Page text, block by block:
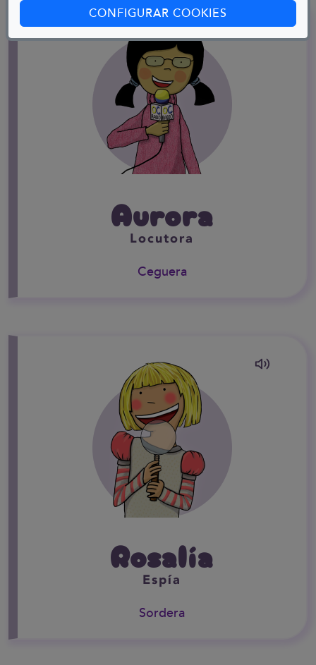
CONFIGURAR COOKIES
Aurora
Locutora
Ceguera
Rosalía
Espía
Sordera